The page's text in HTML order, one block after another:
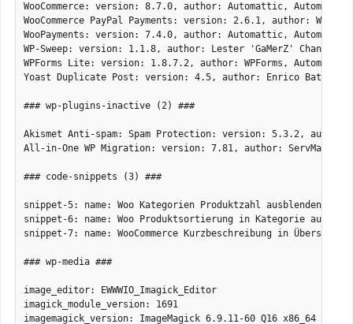
WooCommerce: version: 8.7.0, author: Automattic,
WooCommerce PayPal Payments: version: 2.6.1, author:
WooPayments: version: 7.4.0, author: Automattic,
WP-Sweep: version: 1.1.8, author: Lester 'GaMerZ' Chan,
WPForms Lite: version: 1.8.7.2, author: WPForms,
Yoast Duplicate Post: version: 4.5, author: Enrico
### wp-plugins-inactive (2) ###
Akismet Anti-spam: Spam Protection: version: 5.3.2,
All-in-One WP Migration: version: 7.81, author: ServMask,
### code-snippets (3) ###
snippet-5: name: Woo Kategorien Produktzahl ausblenden,
snippet-6: name: Woo Produktsortierung in Kategorie
snippet-7: name: WooCommerce Kurzbeschreibung in
### wp-media ###
image_editor: EWWWIO_Imagick_Editor
imagick_module_version: 1691
imagemagick_version: ImageMagick 6.9.11-60 Q16 x86_64